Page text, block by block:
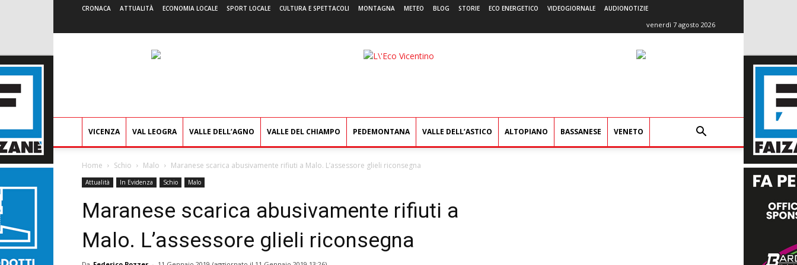
CRONACA ATTUALITÀ ECONOMIA LOCALE SPORT LOCALE CULTURA E SPETTACOLI MONTAGNA METEO BLOG STORIE ECO ENERGETICO VIDEOGIORNALE AUDIONOTIZIE
venerdì 7 agosto 2026
L'Eco
VICENZA VAL LEOGRA VALLE DELL’AGNO VALLE DEL CHIAMPO PEDEMONTANA VALLE DELL’ASTICO ALTOPIANO BASSANESE VENETO
Home Schio Malo Maranese scarica abusivamente rifiuti a Malo. L’assessore glieli riconsegna
Attualità In Evidenza Schio Malo
Maranese scarica abusivamente rifiuti a
Malo. L’assessore glieli riconsegna